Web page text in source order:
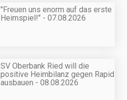
"Freuen uns enorm auf das erste
Heimspiel!" - 07.08.2026
SV Oberbank Ried will die
positive Heimbilanz gegen Rapid
ausbauen - 08.08.2026